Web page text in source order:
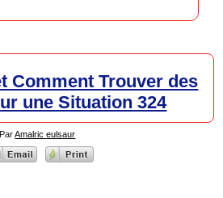
Comment Trouver des
une Situation 324
Par Amalric eulsaur